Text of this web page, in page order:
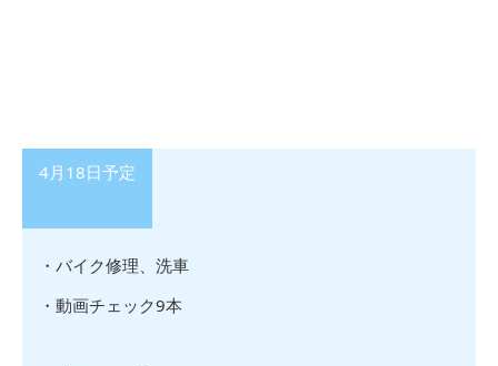
4月18日予定
・バイク修理、洗車
・動画チェック9本